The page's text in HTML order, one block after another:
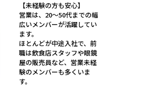
【未経験の方も安心】
営業は、20～50代までの幅
広いメンバーが活躍してい
ます。
ほとんどが中途入社で、前
職は飲食店スタッフや眼鏡
屋の販売員など、営業未経
験のメンバーも多くいま
す。